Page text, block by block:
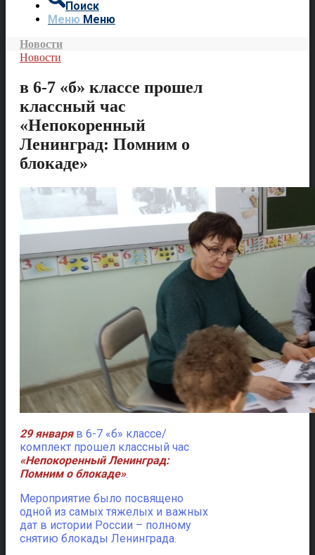
Поиск
Меню Меню
Новости
Новости
в 6-7 «б» классе прошел
классный час
«Непокоренный
Ленинград: Помним о
блокаде»
29 январяв 6-7 «б» классе/
комплект прошел классный час
«Непокоренный Ленинград:
Помним о блокаде».
Мероприятие было посвящено
одной из самых тяжелых и важных
дат в истории России – полному
снятию блокады Ленинграда.